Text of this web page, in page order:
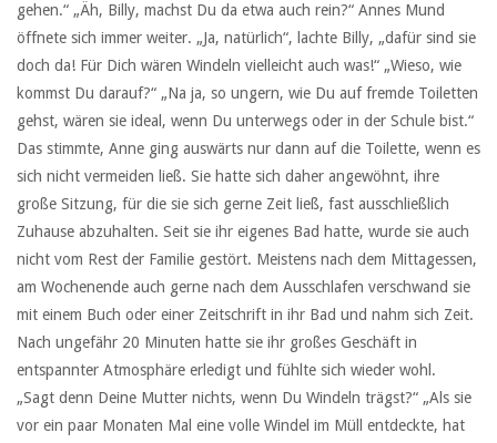
gehen.“ „Äh, Billy, machst Du da etwa auch rein?“ Annes Mund
öffnete sich immer weiter. „Ja, natürlich“, lachte Billy, „dafür sind sie
doch da! Für Dich wären Windeln vielleicht auch was!“ „Wieso, wie
kommst Du darauf?“ „Na ja, so ungern, wie Du auf fremde Toiletten
gehst, wären sie ideal, wenn Du unterwegs oder in der Schule bist.“
Das stimmte, Anne ging auswärts nur dann auf die Toilette, wenn es
sich nicht vermeiden ließ. Sie hatte sich daher angewöhnt, ihre
große Sitzung, für die sie sich gerne Zeit ließ, fast ausschließlich
Zuhause abzuhalten. Seit sie ihr eigenes Bad hatte, wurde sie auch
nicht vom Rest der Familie gestört. Meistens nach dem Mittagessen,
am Wochenende auch gerne nach dem Ausschlafen verschwand sie
mit einem Buch oder einer Zeitschrift in ihr Bad und nahm sich Zeit.
Nach ungefähr 20 Minuten hatte sie ihr großes Geschäft in
entspannter Atmosphäre erledigt und fühlte sich wieder wohl.
„Sagt denn Deine Mutter nichts, wenn Du Windeln trägst?“ „Als sie
vor ein paar Monaten Mal eine volle Windel im Müll entdeckte, hat